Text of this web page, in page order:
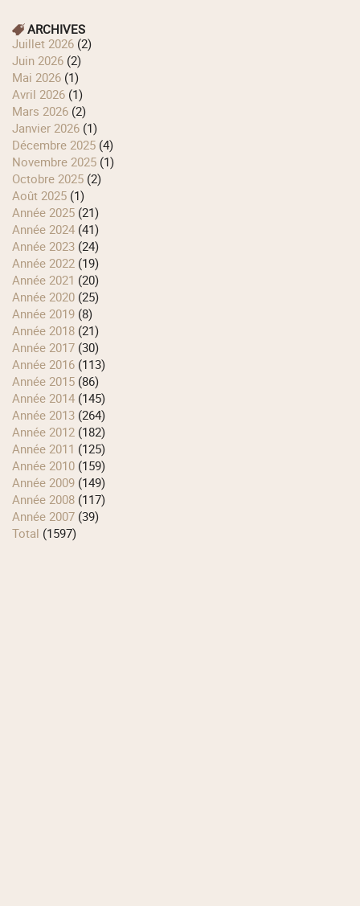
ARCHIVES
juillet 2026 (2)
juin 2026 (2)
mai 2026 (1)
avril 2026 (1)
mars 2026 (2)
janvier 2026 (1)
décembre 2025 (4)
novembre 2025 (1)
octobre 2025 (2)
août 2025 (1)
année 2025 (21)
année 2024 (41)
année 2023 (24)
année 2022 (19)
année 2021 (20)
année 2020 (25)
année 2019 (8)
année 2018 (21)
année 2017 (30)
année 2016 (113)
année 2015 (86)
année 2014 (145)
année 2013 (264)
année 2012 (182)
année 2011 (125)
année 2010 (159)
année 2009 (149)
année 2008 (117)
année 2007 (39)
total (1597)